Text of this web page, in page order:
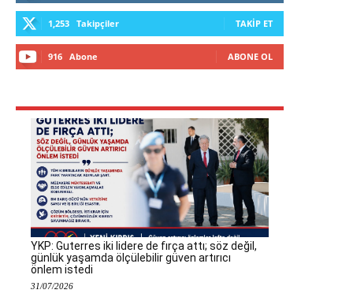
1,253 Takipçiler TAKIP ET
916 Abone ABONE OL
YKP: Guterres iki lidere de fırça attı; söz değil,
günlük yaşamda ölçülebilir güven artırıcı
önlem istedi
31/07/2026